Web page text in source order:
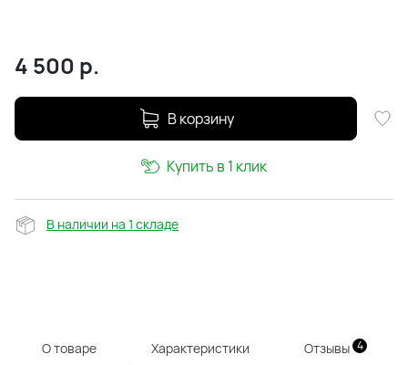
4 500 р.
В корзину
Купить в 1 клик
В наличии на 1 складе
О товаре Характеристики Отзывы 4